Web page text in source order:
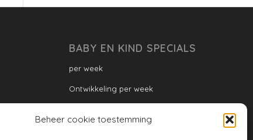
Beheer cookie toestemming
BABY EN KIND SPECIALS
per week
Ontwikkeling per week